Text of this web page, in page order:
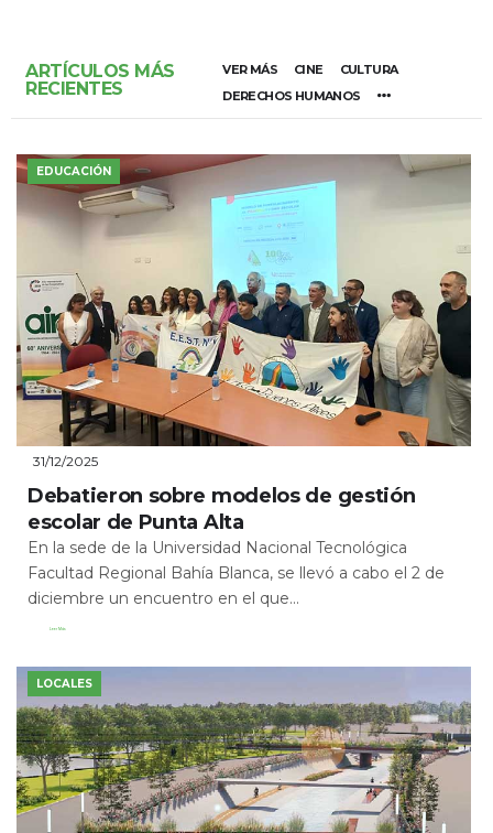
ARTÍCULOS MÁS
RECIENTES
VER MÁS CINE
CULTURA
DERECHOS HUMANOS
EDUCACIÓN
31/12/2025
Debatieron sobre modelos de gestión
escolar de Punta Alta
En la sede de la Universidad Nacional Tecnológica
Facultad Regional Bahía Blanca, se llevó a cabo el 2 de
diciembre un encuentro en el que...
Leer Más
LOCALES